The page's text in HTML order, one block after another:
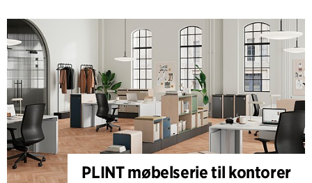
PLINT møbelserie til kontorer